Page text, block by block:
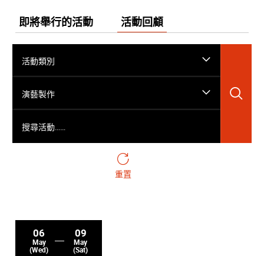
即將舉行的活動 活動回顧
活動類別
演藝製作
重置
06
May
(Wed)
09
May
(Sat)